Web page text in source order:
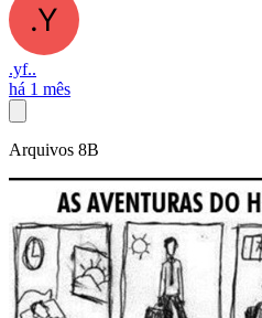
.yf..
há 1 mês
Arquivos 8B